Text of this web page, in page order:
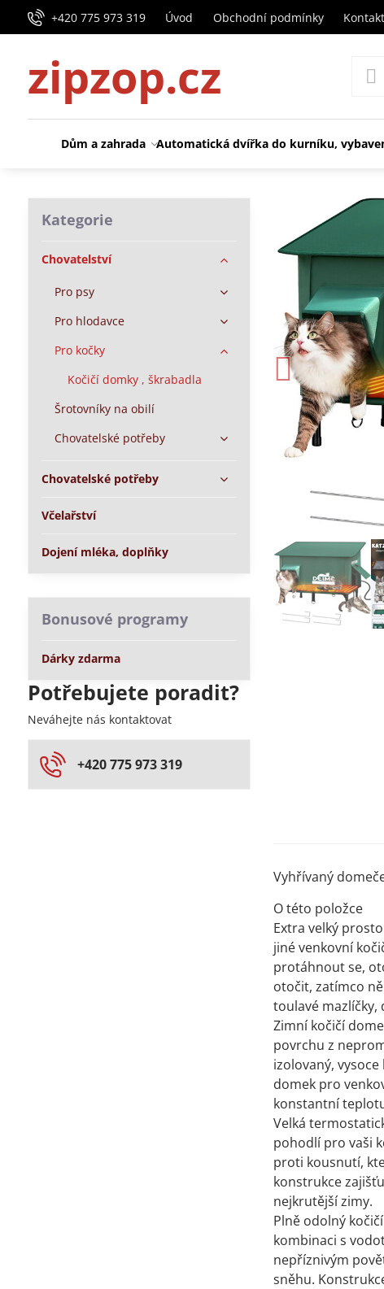
+420 775 973 319 Úvod Obchodní podmínky Kontakt
zipzop.cz
Dům a zahrada Automatická dvířka do kurníku,
Vyhřívaný
O této položce
Extra velký
jiné venkovní
protáhnout se,
otočit, zatímco
toulavé mazlíčky,
Zimní kočičí
povrchu z
izolovaný,
domek pro
konstantní
Velká
pohodlí pro vaši
proti kousnutí,
konstrukce
nejkrutější zimy.
Plně odolný
kombinaci s
nepříznivým
sněhu.
Kategorie
Chovatelství
Pro psy
Pro hlodavce
Pro kočky
Kočičí domky , škrabadla
Šrotovníky na obilí
Chovatelské potřeby
Chovatelské potřeby
Včelařství
Dojení mléka, doplňky
Bonusové programy
Dárky zdarma
Potřebujete poradit?
Neváhejte nás kontaktovat
+420 775 973 319